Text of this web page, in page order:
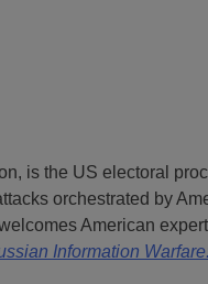
is the US electoral
orchestrated by
American expert
Information